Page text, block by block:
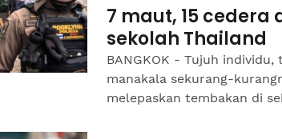
7 maut, 15
sekolah Thailand
BANGKOK - Tujuh
manakala sekurang-
melepaskan tembakan di